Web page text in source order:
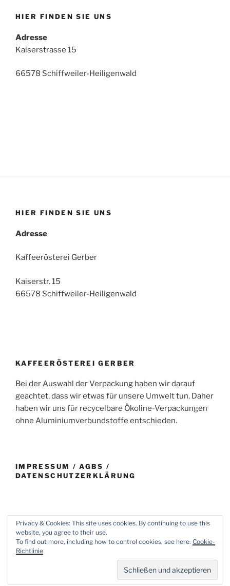
HIER FINDEN SIE UNS
Adresse
Kaiserstrasse 15
66578 Schiffweiler-Heiligenwald
HIER FINDEN SIE UNS
Adresse
Kaffeerösterei Gerber
Kaiserstr. 15
66578 Schiffweiler-Heiligenwald
KAFFEERÖSTEREI GERBER
Bei der Auswahl der Verpackung haben wir darauf
geachtet, dass wir etwas für unsere Umwelt tun. Daher
haben wir uns für recycelbare Ökoline-Verpackungen
ohne Aluminiumverbundstoffe entschieden.
IMPRESSUM / AGBS /
DATENSCHUTZERKLÄRUNG
E-
Mail
Impressum
Mit Stolz präsentiert von WordPress
Privacy & Cookies: This site uses cookies. By continuing to use this
website, you agree to their use.
To find out more, including how to control cookies, see here: Cookie-
Richtlinie